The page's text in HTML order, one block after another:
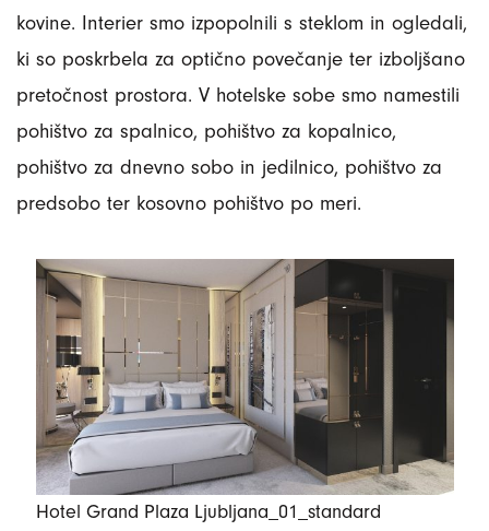
kovine. Interier smo izpopolnili s steklom in ogledali,
ki so poskrbela za optično povečanje ter izboljšano
pretočnost prostora. V hotelske sobe smo namestili
pohištvo za spalnico, pohištvo za kopalnico,
pohištvo za dnevno sobo in jedilnico, pohištvo za
predsobo ter kosovno pohištvo po meri.
Hotel Grand Plaza Ljubljana_01_standard